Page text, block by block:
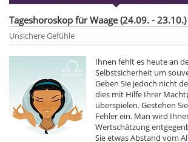
Tageshoroskop für Waage (24.09. - 23.10.)
Unsichere Gefühle
Ihnen fehlt es heute an
Selbstsicherheit um
Geben Sie jedoch nicht
dies mit Hilfe Ihrer
überspielen. Gestehen
Fehler ein. Man wird
Wertschätzung
Sie etwas Abstand vom